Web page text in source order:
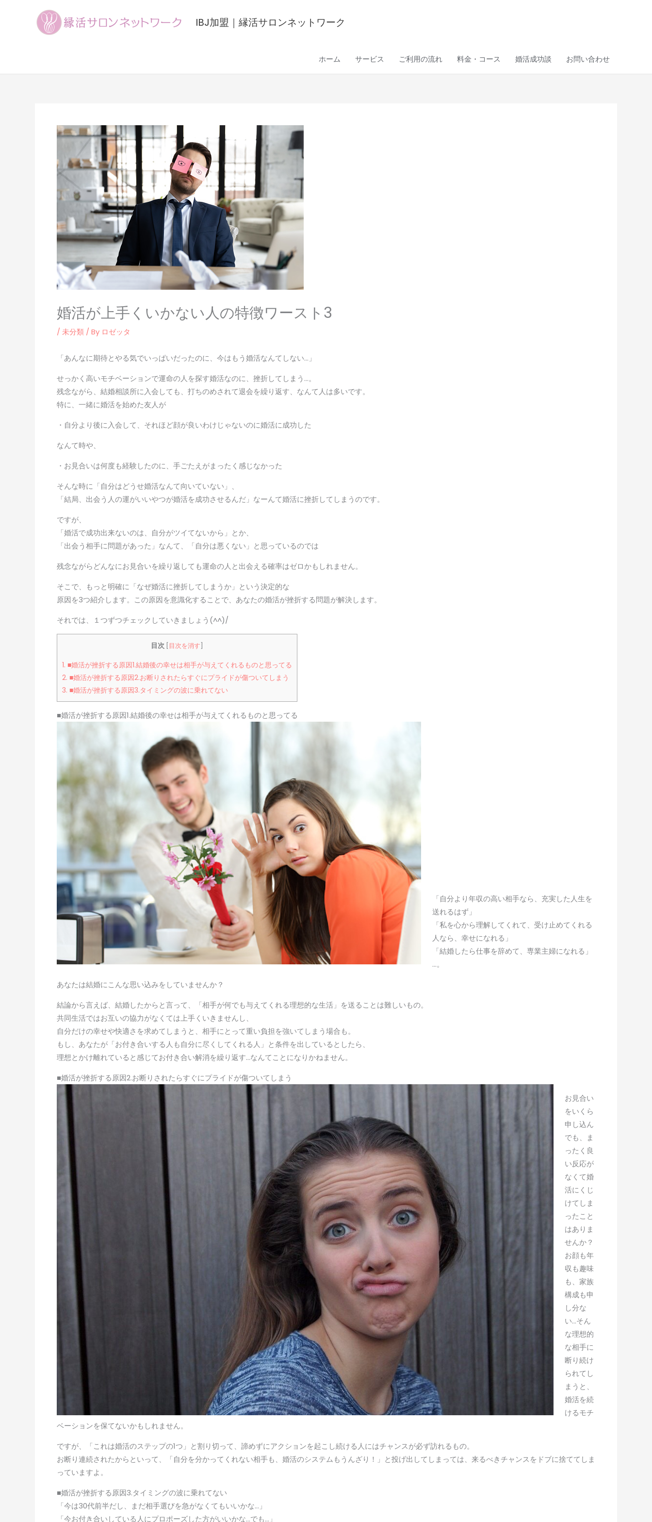
ッ
IBJ加盟｜縁活サロンネットワーク
ホーム サービス ご利用の流れ 料金・コース 婚活成功談 お問い合わせ
婚活が上手くいかない人の特徴ワースト3
/ 未分類 / By ロゼッタ
「あんなに期待とやる気でいっぱいだったのに、今はもう婚活なんてしない…」
せっかく高いモチベーションで運命の人を探す婚活なのに、挫折してしまう…。
残念ながら、結婚相談所に入会しても、打ちのめされて退会を繰り返す、なんて人は多いです。
特に、一緒に婚活を始めた友人が
・自分より後に入会して、それほど顔が良いわけじゃないのに婚活に成功した
なんて時や、
・お見合いは何度も経験したのに、手ごたえがまったく感じなかった
そんな時に「自分はどうせ婚活なんて向いていない」、
「結局、出会う人の運がいいやつが婚活を成功させるんだ」なーんて婚活に挫折してしまうのです。
ですが、
「婚活で成功出来ないのは、自分がツイてないから」とか、
「出会う相手に問題があった」なんて、「自分は悪くない」と思っているのでは
残念ながらどんなにお見合いを繰り返しても運命の人と出会える確率はゼロかもしれません。
そこで、もっと明確に「なぜ婚活に挫折してしまうか」という決定的な
原因を3つ紹介します。この原因を意識化することで、あなたの婚活が挫折する問題が解決します。
それでは、１つずつチェックしていきましょう(^^)/
目次 目次を消す
1. ■婚活が挫折する原因1.結婚後の幸せは相手が与えてくれるものと思ってる
2. ■婚活が挫折する原因2.お断りされたらすぐにプライドが傷ついてしまう
3. ■婚活が挫折する原因3.タイミングの波に乗れてない
■婚活が挫折する原因1.結婚後の幸せは相手が与えてくれるものと思ってる
「自分より年収の高い相手なら、充実した人生を
送れるはず」
「私を心から理解してくれて、受け止めてくれる
人なら、幸せになれる」
「結婚したら仕事を辞めて、専業主婦になれる」
…。
あなたは結婚にこんな思い込みをしていませんか？
結論から言えば、結婚したからと言って、「相手が何でも与えてくれる理想的な生活」を送ることは難しいもの。
共同生活ではお互いの協力がなくては上手くいきませんし、
自分だけの幸せや快適さを求めてしまうと、相手にとって重い負担を強いてしまう場合も。
もし、あなたが「お付き合いする人も自分に尽くしてくれる人」と条件を出しているとしたら、
理想とかけ離れていると感じてお付き合い解消を繰り返す…なんてことになりかねません。
■婚活が挫折する原因2.お断りされたらすぐにプライドが傷ついてしまう
お見合い
をいくら
申し込ん
でも、ま
ったく良
い反応が
なくて婚
活にくじ
けてしま
ったこと
はありま
せんか？
お顔も年
収も趣味
も、家族
構成も申
し分な
い…そん
な理想的
な相手に
断り続け
られてし
まうと、
婚活を続
けるモチ
ベーションを保てないかもしれません。
ですが、「これは婚活のステップの1つ」と割り切って、諦めずにアクションを起こし続ける人にはチャンスが必ず訪れるもの。
お断り連続されたからといって、「自分を分かってくれない相手も、婚活のシステムもうんざり！」と投げ出してしまっては、来るべきチャンスをドブに捨ててしま
っていますよ。
■婚活が挫折する原因3.タイミングの波に乗れてない
「今は30代前半だし、まだ相手選びを急がなくてもいいかな…」
「今お付き合いしている人にプロポーズした方がいいかな…でも…」